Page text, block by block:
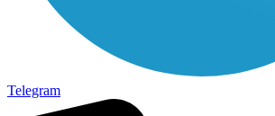
Telegram